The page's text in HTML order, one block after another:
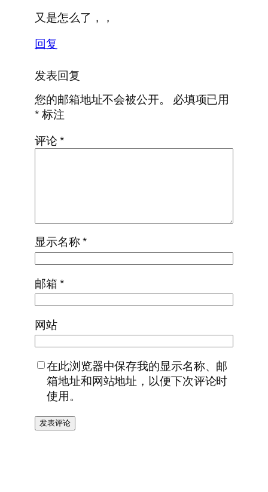
又是怎么了，，
回复
发表回复
您的邮箱地址不会被公开。
必填项已用
*标注
评论*
显示名称*
邮箱*
网站
在此浏览器中保存我的显示名称、邮
箱地址和网站地址，以便下次评论时
使用。